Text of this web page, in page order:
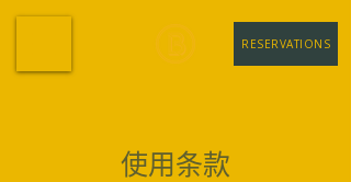
RESERVATIONS
​使用条款